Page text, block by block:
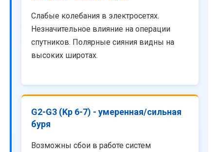
Слабые колебания в электросетях.
Незначительное влияние на операции
спутников. Полярные сияния видны на
высоких широтах.
G2-G3 (Kp 6-7) - умеренная/сильная
буря
Возможны сбои в работе систем